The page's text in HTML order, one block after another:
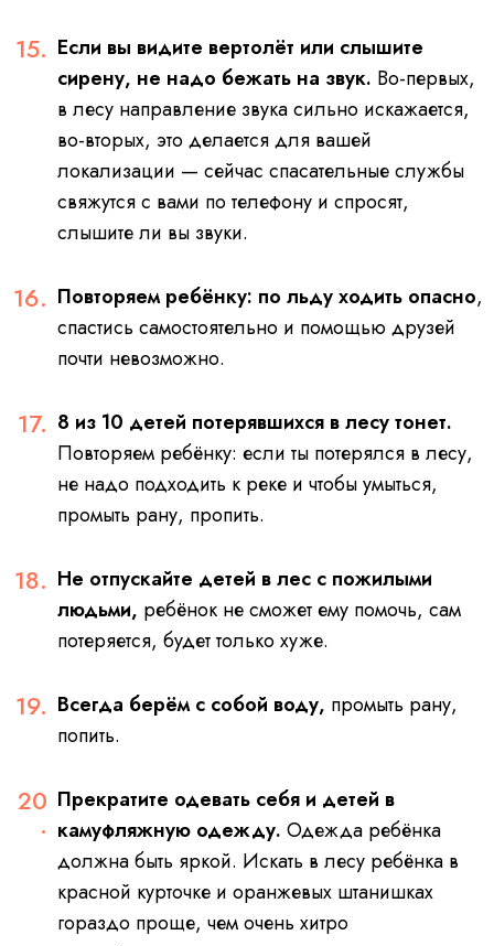
Если вы видите вертолёт или слышите
сирену, не надо бежать на звук. Во-первых,
в лесу направление звука сильно искажается,
во-вторых, это делается для вашей
локализации — сейчас спасательные службы
свяжутся с вами по телефону и спросят,
слышите ли вы звуки.
Повторяем ребёнку: по льду ходить опасно,
спастись самостоятельно и помощью друзей
почти невозможно.
8 из 10 детей потерявшихся в лесу тонет.
Повторяем ребёнку: если ты потерялся в лесу,
не надо подходить к реке и чтобы умыться,
промыть рану, пропить.
Не отпускайте детей в лес с пожилыми
людьми, ребёнок не сможет ему помочь, сам
потеряется, будет только хуже.
Всегда берём с собой воду, промыть рану,
попить.
Прекратите одевать себя и детей в
камуфляжную одежду. Одежда ребёнка
должна быть яркой. Искать в лесу ребёнка в
красной курточке и оранжевых штанишках
гораздо проще, чем очень хитро